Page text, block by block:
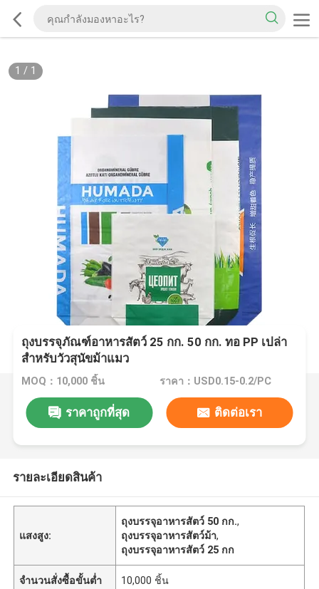
1 / 1
ถุงบรรจุภัณฑ์อาหารสัตว์ 25 กก. 50 กก. ทอ PP เปล่า
สำหรับวัวสุนัขม้าแมว
MOQ：10,000 ชิ้น ราคา：USD0.15-0.2/PC
ราคาถูกที่สุด ติดต่อเรา
รายละเอียดสินค้า
แสงสูง:
ถุงบรรจุอาหารสัตว์ 50 กก.,
ถุงบรรจุอาหารสัตว์ม้า,
ถุงบรรจุอาหารสัตว์ 25 กก
จำนวนสั่งซื้อขั้นต่ำ 10,000 ชิ้น